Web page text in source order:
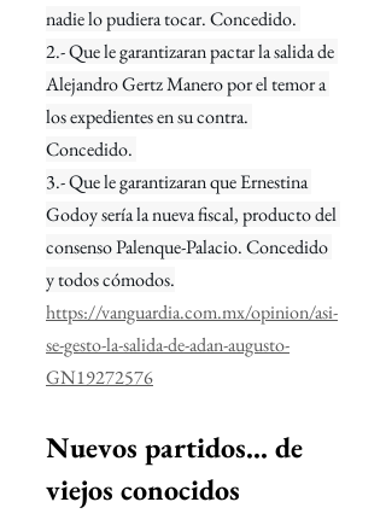
nadie lo pudiera tocar. Concedido.
2.- Que le garantizaran pactar la salida de
Alejandro Gertz Manero por el temor a
los expedientes en su contra.
Concedido.
3.- Que le garantizaran que Ernestina
Godoy sería la nueva fiscal, producto del
consenso Palenque-Palacio. Concedido
y todos cómodos.
https://vanguardia.com.mx/opinion/asi-
se-gesto-la-salida-de-adan-augusto-
GN19272576
Nuevos partidos... de
viejos conocidos